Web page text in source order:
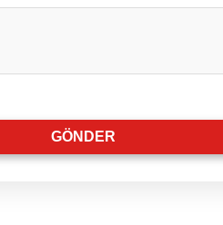
GÖNDER